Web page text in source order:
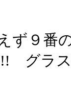
ず９
グラ